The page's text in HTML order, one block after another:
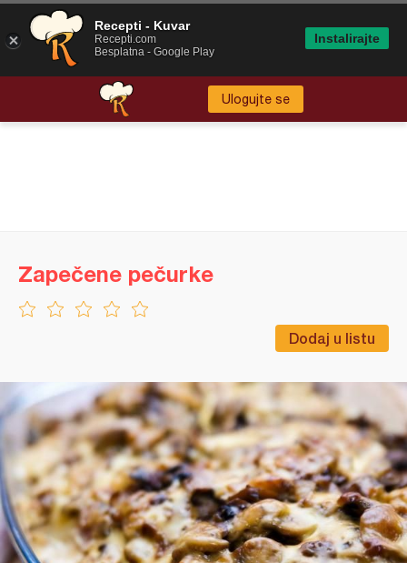
Ulogujte se
Dodaj u listu
Zapečene pečurke
Recepti - Kuvar
Recepti.com
Besplatna - Google Play
Instalirajte